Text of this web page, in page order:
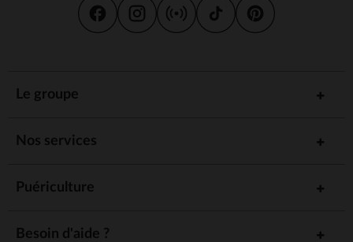
Le groupe
Nos services
Puériculture
Besoin d'aide ?